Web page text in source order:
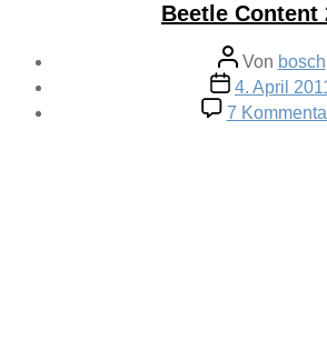
Beetle Content
Beitragsautor
Von bosch
4. April
7